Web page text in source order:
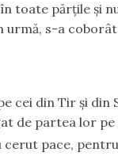
toate părţile şi
s-a coborât
cei din Tir şi din
de partea lor
pace,